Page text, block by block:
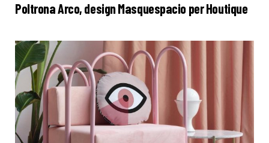
Poltrona Arco, design Masquespacio per Houtique